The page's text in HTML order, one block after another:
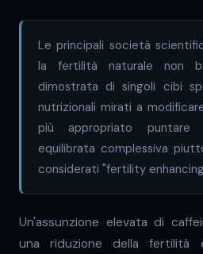
Le principali società
la fertilità naturale non
dimostrata di singoli cibi
nutrizionali mirati a
più appropriato puntare
equilibrata complessiva
considerati "fertility
Un'assunzione elevata di
una riduzione della fertilità